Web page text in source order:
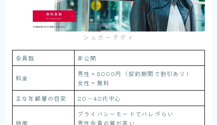
シュガーダディ
会員数 非公開
料金
男性＝8000円（契約期間で割引あり）
女性＝無料
主な年齢層の目安
20〜40代中心
特徴
プライバシーモードでバレづらい
男性会員の質が高い